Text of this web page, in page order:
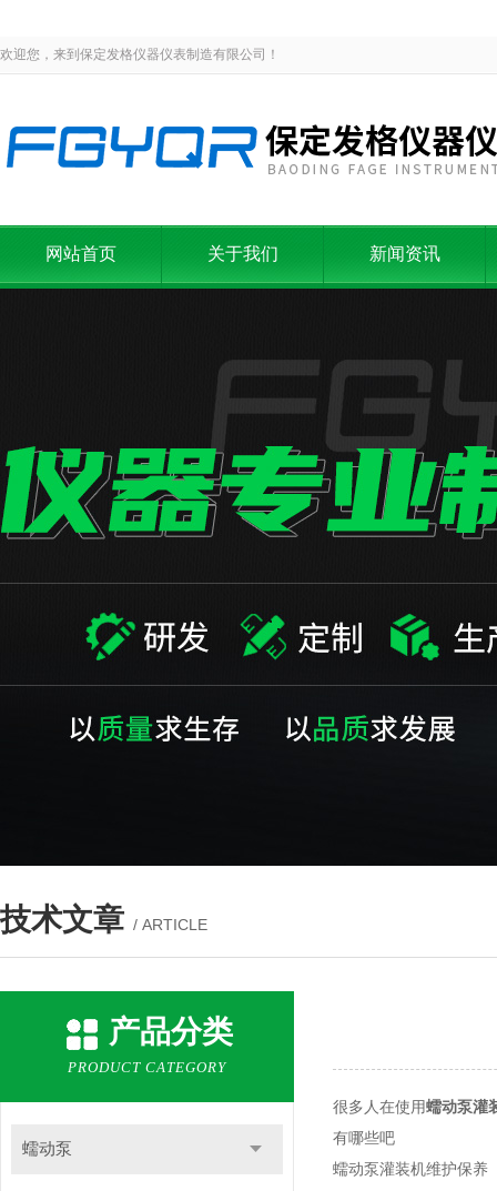
欢迎您，来到保定发格仪器仪表制造有限公司！
网站首页 关于我们 新闻资讯
技术文章 / ARTICLE
产品分类
PRODUCT CATEGORY
蠕动泵
很多人在使用蠕动泵灌
有哪些吧
蠕动泵灌装机维护保养